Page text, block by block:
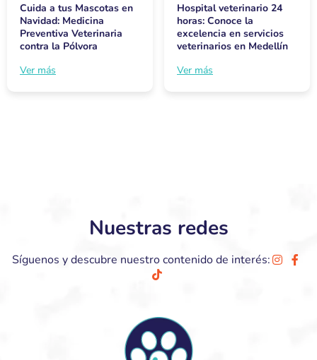
Cuida a tus Mascotas en
Navidad: Medicina
Preventiva Veterinaria
contra la Pólvora
Ver más
Hospital veterinario 24
horas: Conoce la
excelencia en servicios
veterinarios en Medellín
Ver más
Nuestras redes
Síguenos y descubre nuestro contenido de interés: